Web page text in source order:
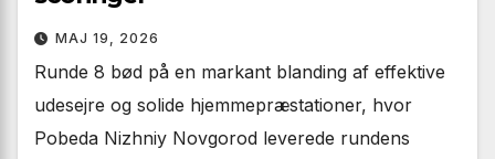
MAJ 19, 2026
Runde 8 bød på en markant blanding af effektive
udesejre og solide hjemmepræstationer, hvor
Pobeda Nizhniy Novgorod leverede rundens